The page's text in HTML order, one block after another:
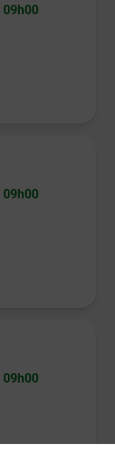
09h00
09h00
09h00